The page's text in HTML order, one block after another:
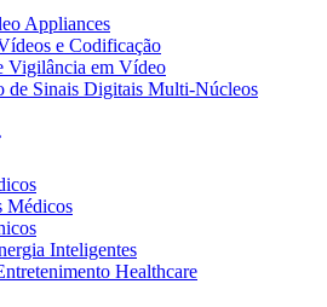
Appliances
e Codificação
Vigilância em Vídeo
de Sinais Digitais Multi-Núcleos
Médicos
Inteligentes
Healthcare